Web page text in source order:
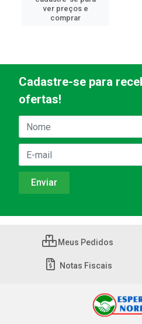
ver preços e
comprar
Cadastre-se para
ofertas!
Meus Pedidos
Notas Fiscais